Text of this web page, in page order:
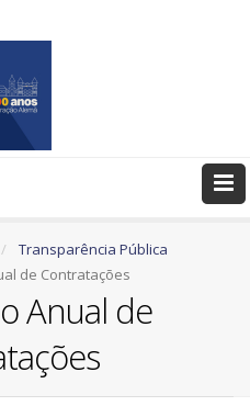
Transparência Pública
de Contratações
Anual de